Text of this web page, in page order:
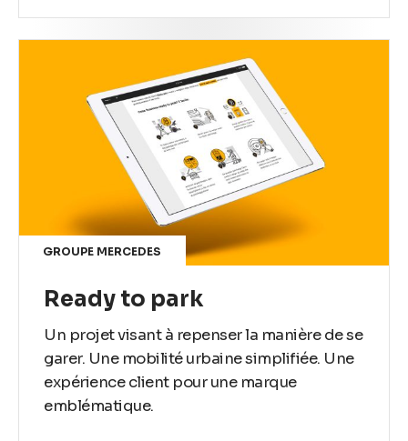
GROUPE MERCEDES
Ready to park
Un projet visant à repenser la manière de se
garer. Une mobilité urbaine simplifiée. Une
expérience client pour une marque
emblématique.